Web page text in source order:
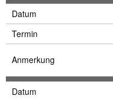
Datum
Termin
Anmerkung
Datum